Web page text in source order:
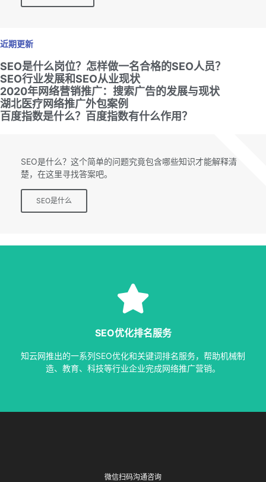
近期更新
SEO是什么岗位？怎样做一名合格的SEO人员？
SEO行业发展和SEO从业现状
2020年网络营销推广：搜索广告的发展与现状
湖北医疗网络推广外包案例
百度指数是什么？百度指数有什么作用？
SEO是什么？这个简单的问题究竟包含哪些知识才能解释清
楚，在这里寻找答案吧。
SEO是什么
SEO专题
SEO优化排名服务
知云网推出的一系列SEO优化和关键词排名服务，帮助机械制
造、教育、科技等行业企业完成网络推广营销。
SEO服务中心
等多种服务，从容应对各种优化需求。
SEO服务
微信扫码沟通咨询